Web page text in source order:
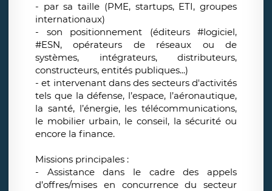
- par sa taille (PME, startups, ETI, groupes
internationaux)
- son positionnement (éditeurs #logiciel,
#ESN, opérateurs de réseaux ou de
systèmes, intégrateurs, distributeurs,
constructeurs, entités publiques...)
- et intervenant dans des secteurs d'activités
tels que la défense, l’espace, l’aéronautique,
la santé, l’énergie, les télécommunications,
le mobilier urbain, le conseil, la sécurité ou
encore la finance.
Missions principales :
- Assistance dans le cadre des appels
d’offres/mises en concurrence du secteur